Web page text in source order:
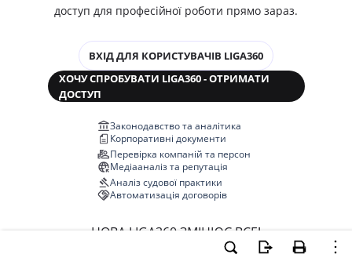
доступ для професійної роботи прямо зараз.
ВХІД ДЛЯ КОРИСТУВАЧІВ LIGA360
ХОЧУ СПРОБУВАТИ LIGA360 - ОТРИМАТИ
ДОСТУП
Законодавство та аналітика
Корпоративні документи
Перевірка компаній та персон
Медіааналіз та репутація
Аналіз судової практики
Автоматизація договорів
НОВА LIGA360 ЗМІНЮЄ ВСЕ!